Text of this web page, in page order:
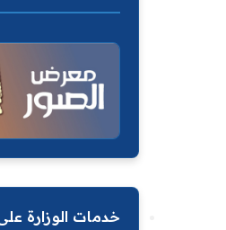
خدمات الوزارة